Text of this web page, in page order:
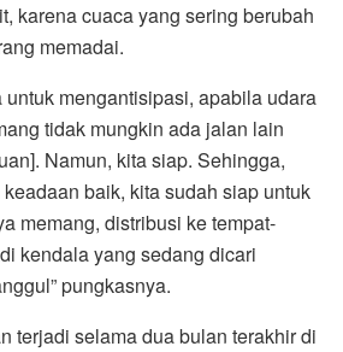
karena cuaca yang sering berubah
memadai.
untuk mengantisipasi, apabila udara
tidak mungkin ada jalan lain
Namun, kita siap. Sehingga,
baik, kita sudah siap untuk
memang, distribusi ke tempat-
kendala yang sedang dicari
pungkasnya.
terjadi selama dua bulan terakhir di